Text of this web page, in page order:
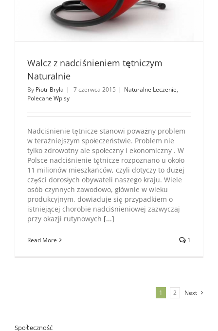
Walcz z nadciśnieniem tętniczym
Naturalnie
By Piotr Bryła | 7 czerwca 2015 | Naturalne Leczenie,
Polecane Wpisy
Nadciśnienie tętnicze stanowi poważny problem
w teraźniejszym społeczeństwie. Problem nie
tylko zdrowotny ale społeczny i ekonomiczny . W
Polsce nadciśnienie tętnicze rozpoznano u około
11 milionów mieszkańców, czyli dotyczy to dużej
części dorosłych obywateli naszego kraju. Wiele
osób czynnych zawodowo, głównie w wieku
produkcyjnym, dowiaduje się przypadkiem o
istniejącej chorobie nadciśnieniowej zazwyczaj
przy okazji rutynowych [...]
Read More 1
1 2 Next
Społeczność